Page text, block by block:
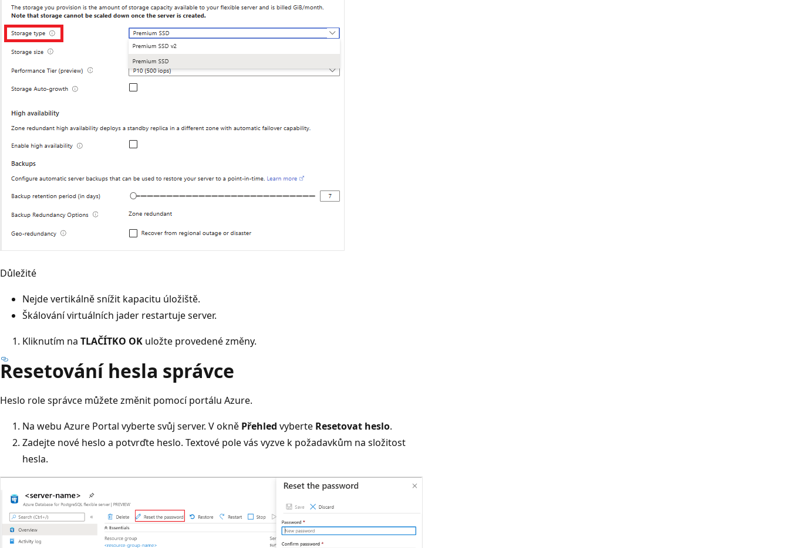
Důležité
Nejde vertikálně snížit kapacitu úložiště.
Škálování virtuálních jader restartuje server.
Kliknutím na TLAČÍTKO OK uložte provedené změny.
Resetování hesla správce
Heslo role správce můžete změnit pomocí portálu Azure.
Na webu Azure Portal vyberte svůj server. V okně Přehled vyberte Resetovat heslo.
Zadejte nové heslo a potvrďte heslo. Textové pole vás vyzve k požadavkům na složitost
hesla.